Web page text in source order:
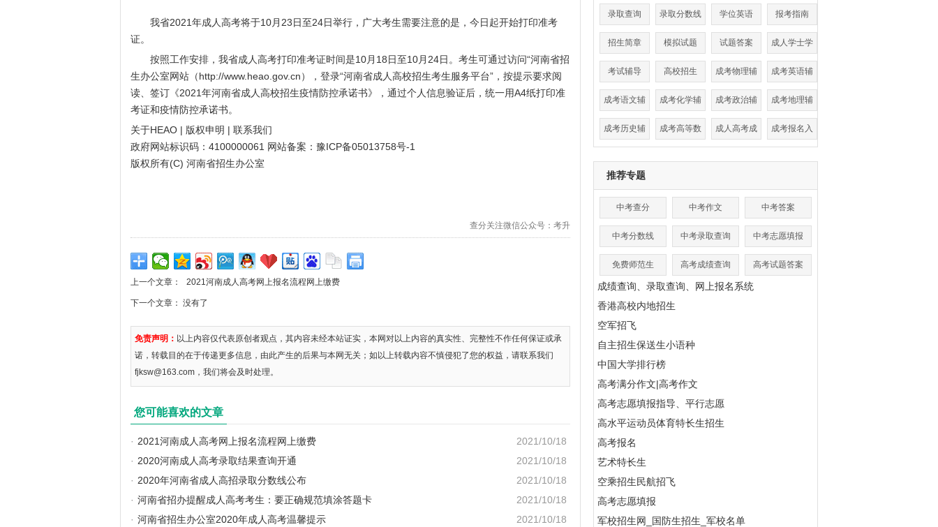
我省2021年成人高考将于10月23日至24日举行，广大考生需要注意的是，今日起开始打印准考
证。
按照工作安排，我省成人高考打印准考证时间是10月18日至10月24日。考生可通过访问“河南省招
生办公室网站（http://www.heao.gov.cn），登录“河南省成人高校招生考生服务平台”，按提示要求阅
读、签订《2021年河南省成人高校招生疫情防控承诺书》，通过个人信息验证后，统一用A4纸打印准
考证和疫情防控承诺书。
关于HEAO | 版权申明 | 联系我们
政府网站标识码：4100000061 网站备案：豫ICP备05013758号-1
版权所有(C) 河南省招生办公室
查分关注微信公众号：考升
上一个文章： 2021河南成人高考网上报名流程网上缴费
下一个文章： 没有了
免责声明： 以上内容仅代表原创者观点，其内容未经本站证实，本网对以上内容的真实性、完整性不作任何保证或承
诺，转载目的在于传递更多信息，由此产生的后果与本网无关；如以上转载内容不慎侵犯了您的权益，请联系我们
fjksw@163.com，我们将会及时处理。
您可能喜欢的文章
2021/10/18
· 2021河南成人高考网上报名流程网上缴费
2021/10/18
· 2020河南成人高考录取结果查询开通
2021/10/18
· 2020年河南省成人高招录取分数线公布
2021/10/18
· 河南省招办提醒成人高考考生：要正确规范填涂答题卡
2021/10/18
· 河南省招生办公室2020年成人高考温馨提示
考
录取查询 录取分数线 学位英语 报考指南
招生简章 模拟试题 试题答案 成人学士学
位
考试辅导
高校招生 成考物理辅
导
成考英语辅
导
成考语文辅
导
成考化学辅
导
成考政治辅
导
成考地理辅
导
成考历史辅
导
成考高等数
学辅导
成人高考成
绩查询
成考报名入
口
推荐专题
中考查分 中考作文 中考答案
中考分数线 中考录取查询 中考志愿填报
免费师范生 高考成绩查询 高考试题答案
成绩查询、录取查询、网上报名系统
香港高校内地招生
空军招飞
自主招生保送生小语种
中国大学排行榜
高考满分作文|高考作文
高考志愿填报指导、平行志愿
高水平运动员体育特长生招生
高考报名
艺术特长生
空乘招生民航招飞
高考志愿填报
军校招生网_国防生招生_军校名单